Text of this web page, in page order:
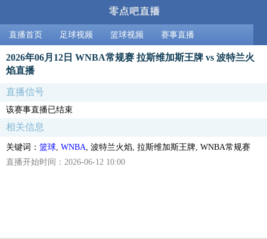
直播首页 足球视频 篮球视频 赛事直播
2026年06月12日 WNBA常规赛 拉斯维加斯王牌 vs 波特兰火
焰直播
直播信号
该赛事直播已结束
相关信息
关键词： 篮球 WNBA , 波特兰火焰, 拉斯维加斯王牌, WNBA常规赛
直播开始时间：2026-06-12 10:00